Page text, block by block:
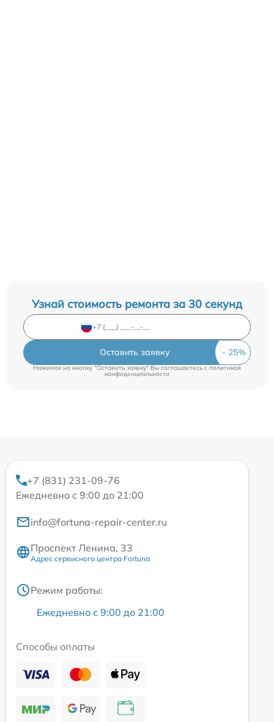
Узнай стоимость ремонта за 30 секунд
Оставить заявку
Нажимая на кнопку "Оставить заявку" Вы соглашаетесь cполитикой
конфиденциальности
+7 (831) 231-09-76
Ежедневно с 9:00 до 21:00
info@fortuna-repair-center.ru
Проспект Ленина, 33
Адрес сервисного центра Fortuna
Режим работы:
Ежедневно с 9:00 до 21:00
Способы оплаты